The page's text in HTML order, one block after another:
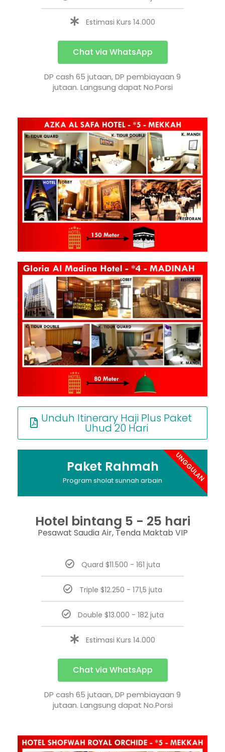
Estimasi Kurs 14.000
Chat via WhatsApp
DP cash 65 jutaan, DP pembiayaan 9
jutaan. Langsung dapat No.Porsi
Unduh Itinerary Haji Plus Paket
Uhud 20 Hari
Paket Rahmah
Program sholat sunnah arbain
Hotel bintang 5 - 25 hari
Pesawat Saudia Air, Tenda Maktab VIP
Quard $11.500 - 161 juta
Triple $12.250 - 171,5 juta
Double $13.000 - 182 juta
Estimasi Kurs 14.000
Chat via WhatsApp
DP cash 65 jutaan, DP pembiayaan 9
jutaan. Langsung dapat No.Porsi
UNGGULAN